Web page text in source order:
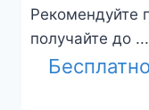
Рекомендуйте
получайте до ...
Бесплатно